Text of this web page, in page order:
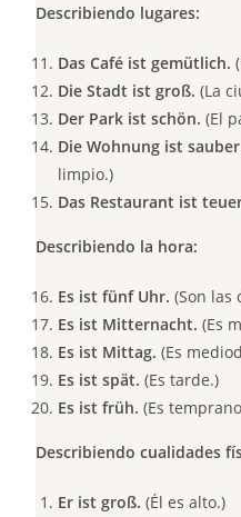
Describiendo lugares:
Das Café ist gemütlich.
Die Stadt ist groß. (La
Der Park ist schön. (El
Die Wohnung ist
limpio.)
Das Restaurant ist
Describiendo la hora:
Es ist fünf Uhr. (Son las
Es ist Mitternacht. (Es
Es ist Mittag. (Es
Es ist spät. (Es tarde.)
Es ist früh. (Es
Describiendo cualidades
Er ist groß. (Él es alto.)